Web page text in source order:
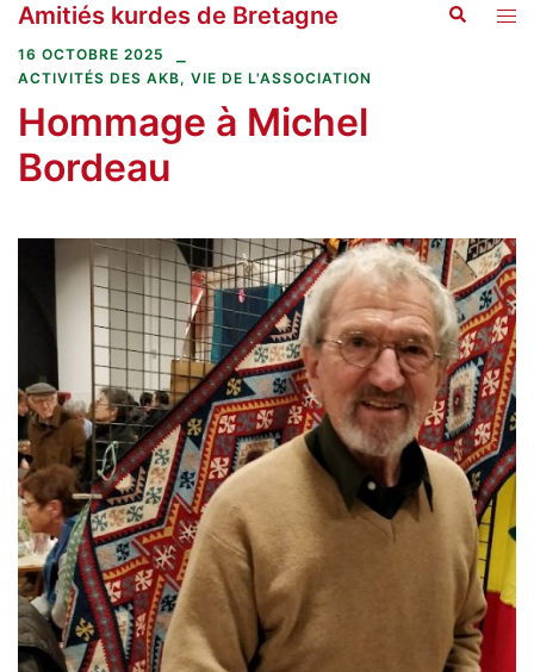
Aller
au
contenu
Amitiés kurdes de Bretagne
16 OCTOBRE 2025
ACTIVITÉS DES AKB, VIE DE L'ASSOCIATION
Hommage à Michel
Bordeau